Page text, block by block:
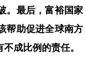
。最后，富裕国家
帮助促进全球南方
成比例的责任。